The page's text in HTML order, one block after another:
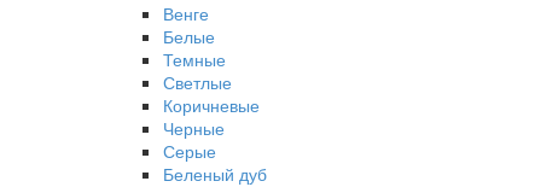
Венге
Белые
Темные
Светлые
Коричневые
Черные
Серые
Беленый дуб